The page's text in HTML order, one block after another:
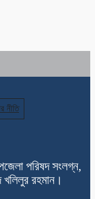
নীতি
পরিষদ সংলগ্ন,
খলিলুর রহমান।